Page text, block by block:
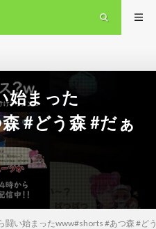
始まった
#どう森 #だぁ
闘い始まったwww#shorts #あつ森 #ど